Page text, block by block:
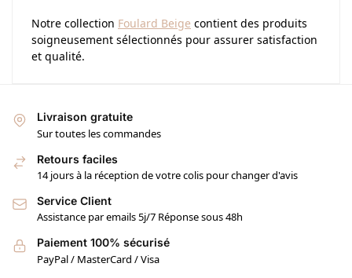
Notre collection Foulard Beige contient des produits
soigneusement sélectionnés pour assurer satisfaction
et qualité.
Livraison gratuite
Sur toutes les commandes
Retours faciles
14 jours à la réception de votre colis pour changer d'avis
Service Client
Assistance par emails 5j/7 Réponse sous 48h
Paiement 100% sécurisé
PayPal / MasterCard / Visa